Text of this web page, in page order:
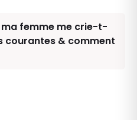
ma femme me crie-t-
courantes & comment